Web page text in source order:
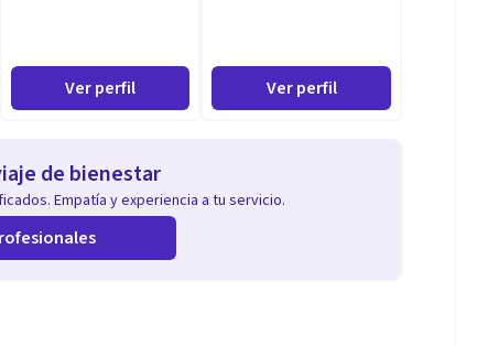
y problemas.
más
Ver perfil Ver perfil
de bienestar
Empatía y experiencia a tu servicio.